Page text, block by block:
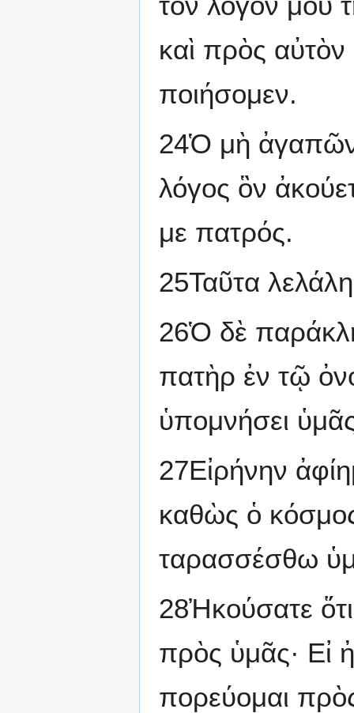
καὶ πρὸς
ποιήσομεν.
24Ὁ μὴ ἀγαπῶν
λόγος ὃν
με πατρός.
25Ταῦτα
26Ὁ δὲ
πατὴρ ἐν τῷ
ὑπομνήσει
27Εἰρήνην
καθὼς ὁ
ταρασσέσθω
28Ἠκούσατε
πρὸς ὑμᾶς· Εἰ
πορεύομαι